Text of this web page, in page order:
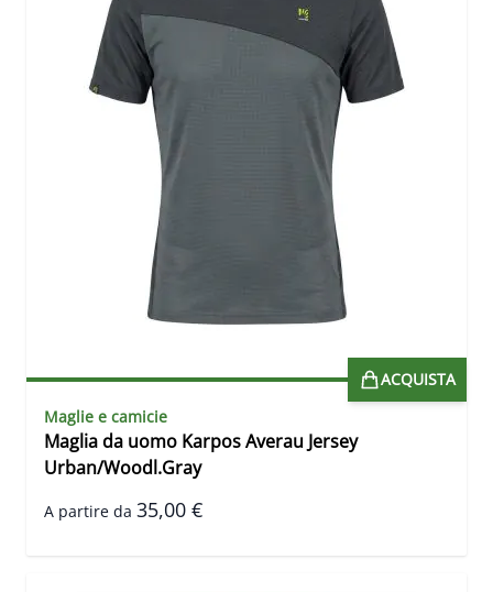
ACQUISTA
Maglie e camicie
Maglia da uomo Karpos Averau Jersey
Urban/Woodl.Gray
A partire da 35,00 €